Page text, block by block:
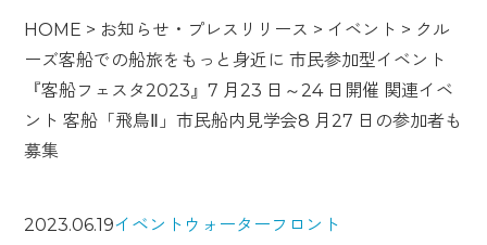
HOME > お知らせ・プレスリリース > イベント > クル
ーズ客船での船旅をもっと身近に 市民参加型イベント
『客船フェスタ2023』7 月23 日～24 日開催 関連イベ
ント 客船「飛鳥Ⅱ」市民船内見学会8 月27 日の参加者も
募集
2023.06.19イベント ウォーターフロント